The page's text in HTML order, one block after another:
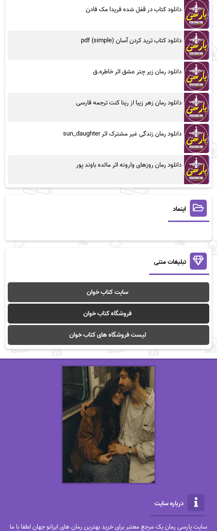
دانلود کتاب در قفل شده فریدا مک فادن
دانلود کتاب ترید کردن آسان (simple) pdf
دانلود رمان زیر چتر عشق اثر خاطره.ق
دانلود رمان زهر زیبا از رینا کنت ترجمه فارسی
دانلود رمان زندگی غیر مشترک اثر sun_daughter
دانلود رمان روزهای وارونه اثر مائده باوند پور
اینماد
تبلیغات متنی
سایت کتاب خوان
فروشگاه کتاب خوان
لیست فروشگاه های کتاب خوان
درباره سایت
سایت پارسی رمان یک مرجع معتبر برای خرید بهترین رمان های ایرانو جهان لطفا با ما